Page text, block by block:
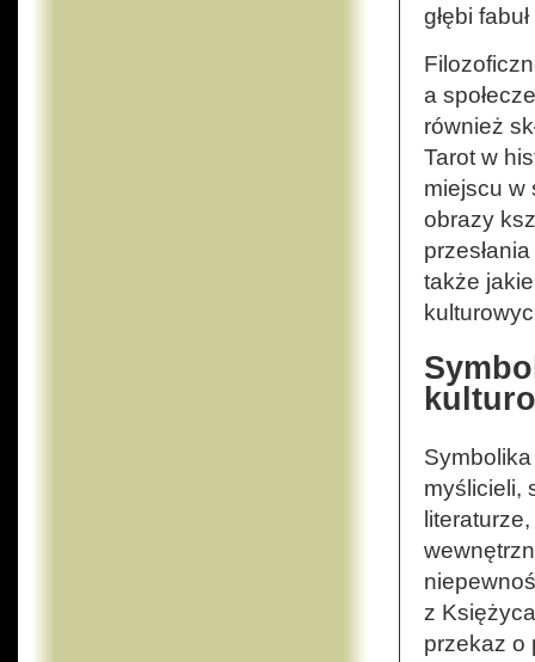
głębi
a
również
Tarot w
miejscu w
obrazy
także
myślicieli,
z
przekaz o